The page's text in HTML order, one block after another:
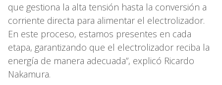
que gestiona la alta tensión hasta la conversión a
corriente directa para alimentar el electrolizador.
En este proceso, estamos presentes en cada
etapa, garantizando que el electrolizador reciba la
energía de manera adecuada”, explicó Ricardo
Nakamura.